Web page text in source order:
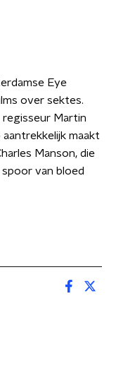
Eye
over sektes.
regisseur Martin
maakt
Manson, die
van bloed